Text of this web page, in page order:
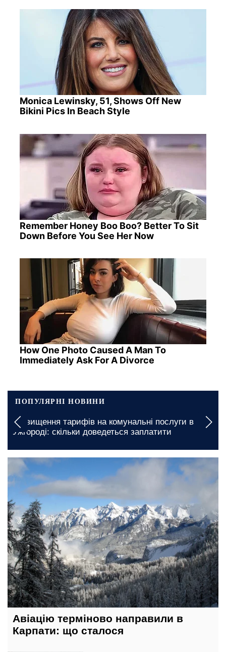
Monica Lewinsky, 51, Shows Off New
Bikini Pics In Beach Style
Remember Honey Boo Boo? Better To Sit
Down Before You See Her Now
How One Photo Caused A Man To
Immediately Ask For A Divorce
ПОПУЛЯРНІ НОВИНИ
Подорожчання проїзду в Кропивницькому: скільки
дозволено буде платити пільговикам
17 лютого, 13:40
Авіацію терміново направили в
Карпати: що сталося